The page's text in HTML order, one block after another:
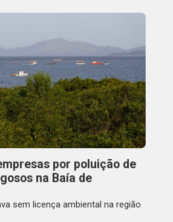
por poluição de
na Baía de
sem licença ambiental na região